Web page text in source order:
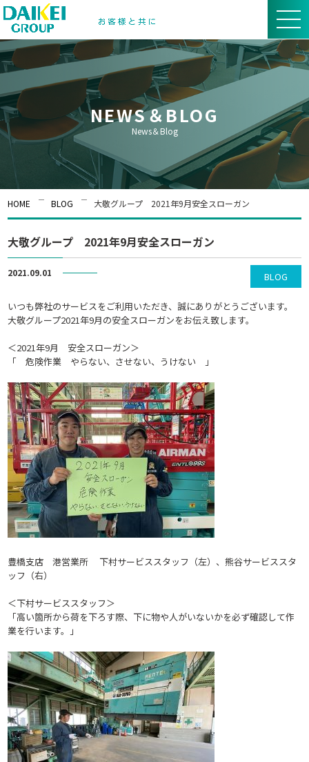
NEWS＆BLOG
News＆Blog
HOME BLOG 大敬グループ 2021年9月安全スローガン
大敬グループ 2021年9月安全スローガン
2021.09.01 BLOG
いつも弊社のサービスをご利用いただき、誠にありがとうございます。
大敬グループ2021年9月の安全スローガンをお伝え致します。
＜2021年9月 安全スローガン＞
「 危険作業 やらない、させない、うけない 」
豊橋支店 港営業所 下村サービススタッフ（左）、熊谷サービススタ
ッフ（右）
＜下村サービススタッフ＞
「高い箇所から荷を下ろす際、下に物や人がいないかを必ず確認して作
業を行います。」